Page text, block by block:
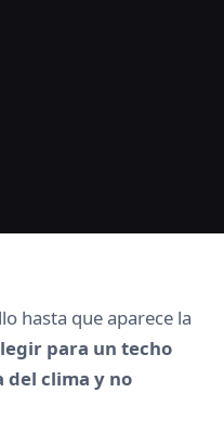
hasta que aparece la
para un techo
del clima y no